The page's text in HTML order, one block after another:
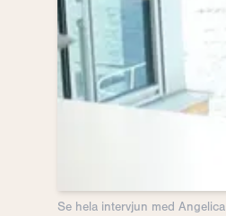
Se hela intervjun med Angelica